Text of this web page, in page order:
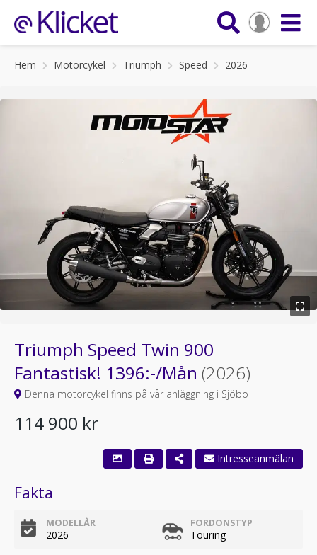
Hem Motorcykel Triumph Speed 2026
Triumph Speed Twin 900
Fantastisk! 1396:-/Mån (2026)
Denna motorcykel finns på vår anläggning i Sjöbo
114 900 kr
Fakta
MODELLÅR
2026
FORDONSTYP
Touring